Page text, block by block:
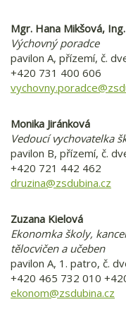
Mgr. Hana Mikšová,
Výchovný poradce
pavilon A, přízemí, č.
+420 731 400 606
Monika Jiránková
Vedoucí vychovatelka
pavilon B, přízemí, č.
+420 721 442 462
druzina@zsdubina.cz
Zuzana Kielová
Ekonomka školy,
tělocvičen a učeben
pavilon A, 1. patro, č.
+420 465 732 010
ekonom@zsdubina.cz